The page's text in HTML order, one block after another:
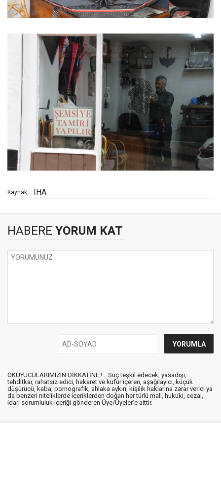
Kaynak: IHA
HABERE YORUM KAT
OKUYUCULARIMIZIN DİKKATİNE !... Suç teşkil edecek, yasadışı,
tehditkar, rahatsız edici, hakaret ve küfür içeren, aşağılayıcı, küçük
düşürücü, kaba, pornografik, ahlaka aykırı, kişilik haklarına zarar verici ya
da benzeri niteliklerde içeriklerden doğan her türlü mali, hukuki, cezai,
idari sorumluluk içeriği gönderen Üye/Üyeler’e aittir.